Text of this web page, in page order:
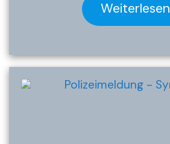
Weiterlesen